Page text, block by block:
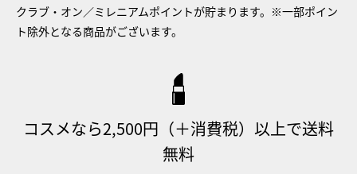
クラブ・オン／ミレニアムポイントが貯まります。※一部ポイン
ト除外となる商品がございます。
コスメなら2,500円（＋消費税）以上で送料
無料